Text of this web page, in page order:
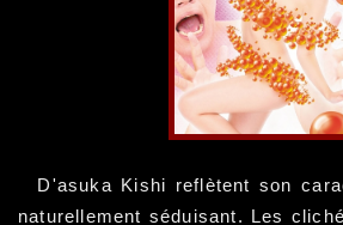
D'asuka Kishi reflètent son
naturellement séduisant. Les